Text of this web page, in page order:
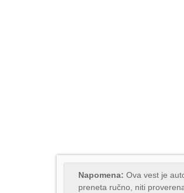
Napomena: Ova vest je
preneta ručno, niti